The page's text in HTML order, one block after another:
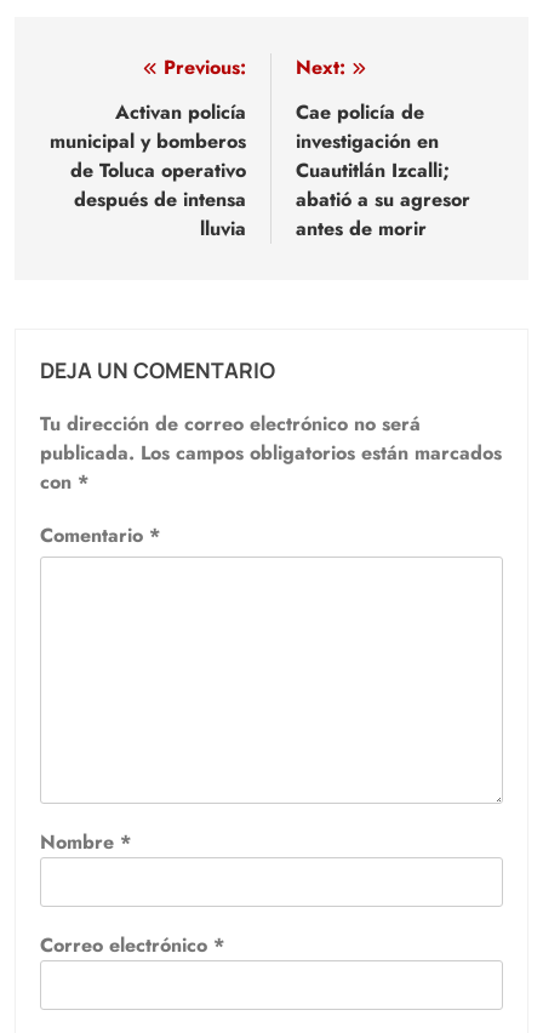
Navegación
entradas
Previous:
Activan policía
municipal y bomberos
de Toluca operativo
después de intensa
lluvia
Next:
Cae policía de
investigación en
Cuautitlán Izcalli;
abatió a su agresor
antes de morir
DEJA UN COMENTARIO
Tu dirección de correo electrónico no será
publicada. Los campos obligatorios están marcados
con *
Comentario *
Nombre *
Correo electrónico *